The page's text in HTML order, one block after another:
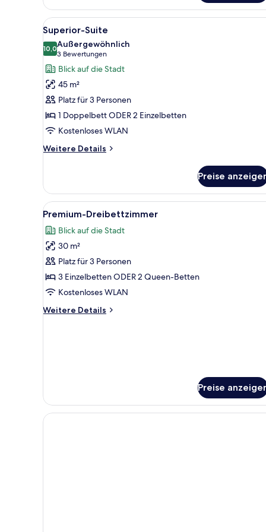
Doppelzimmer,
Doppelbett
oder
2
Einzelbetten
Alle
Fotos
für
Superior-
Suite
anzeigen
Ein Hotelzimmer mit Bett,
9
Superior-Suite
10,010,0 von 10
Außergewöhnlich
3 Bewertungen
(3
Bewertungen)
Blick auf die Stadt
45 m²
Platz für 3 Personen
1 Doppelbett ODER 2 Einzelbetten
Kostenloses WLAN
Weitere Details
Weitere
Suite
Preise
Alle
Fotos
für
Premium-
Dreibettzimmer
anzeigen
Ein Hotelzimmer mit Bett,
4
Premium-Dreibettzimmer
Blick auf die Stadt
30 m²
Platz für 3 Personen
3 Einzelbetten ODER 2 Queen-Betten
Kostenloses WLAN
Weitere Details
Weitere
Preise